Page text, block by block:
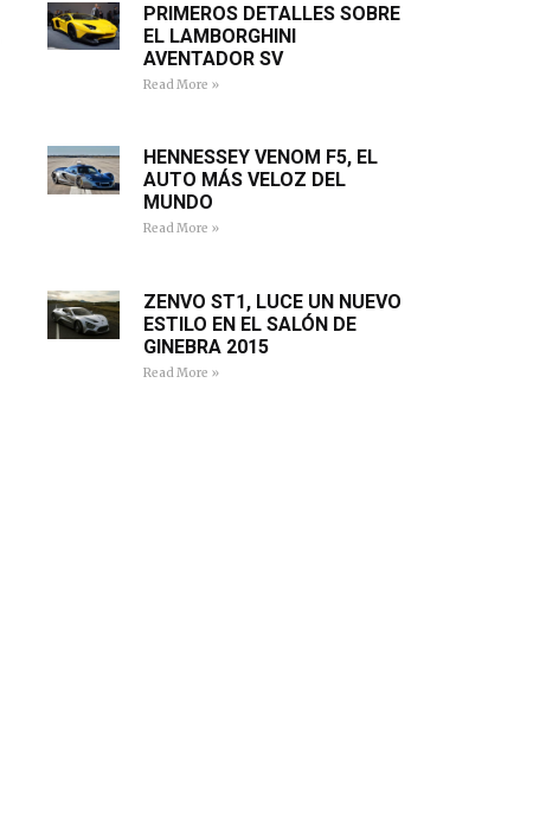
PRIMEROS DETALLES SOBRE
EL LAMBORGHINI
AVENTADOR SV
Read More »
HENNESSEY VENOM F5, EL
AUTO MÁS VELOZ DEL
MUNDO
Read More »
ZENVO ST1, LUCE UN NUEVO
ESTILO EN EL SALÓN DE
GINEBRA 2015
Read More »